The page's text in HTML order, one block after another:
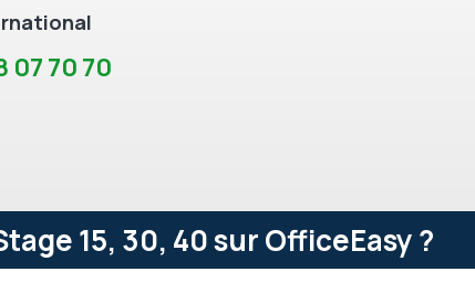
07 70 70
15, 30, 40 sur OfficeEasy ?